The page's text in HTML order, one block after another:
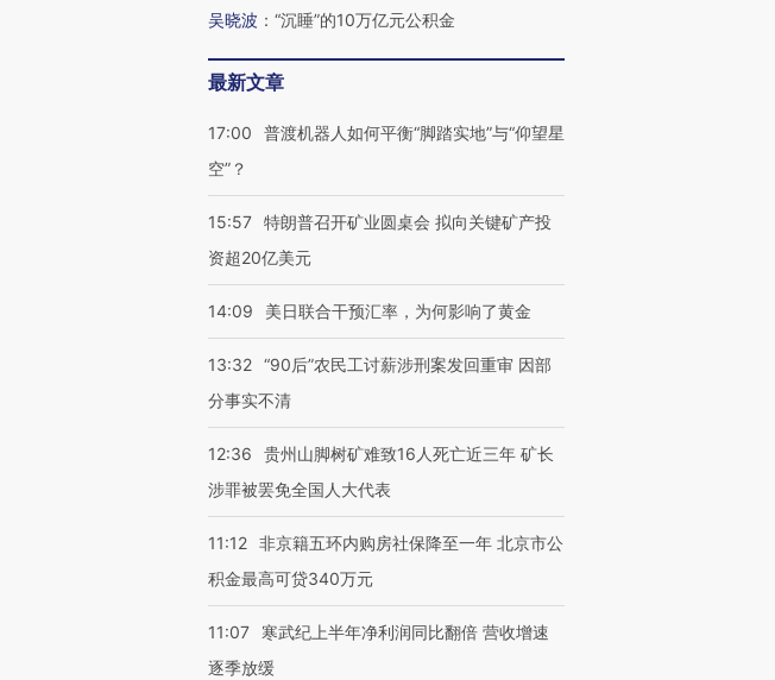
吴晓波 ： “沉睡”的10万亿元公积金
最新文章
17:00
普渡机器人如何平衡“脚踏实地”与“仰望星
空”？
15:57 特朗普召开矿业圆桌会 拟向关键矿产投
资超20亿美元
14:09 美日联合干预汇率，为何影响了黄金
13:32 “90后”农民工讨薪涉刑案发回重审 因部
分事实不清
12:36
贵州山脚树矿难致16人死亡近三年 矿长
涉罪被罢免全国人大代表
11:12 非京籍五环内购房社保降至一年 北京市公
积金最高可贷340万元
11:07
寒武纪上半年净利润同比翻倍 营收增速
逐季放缓